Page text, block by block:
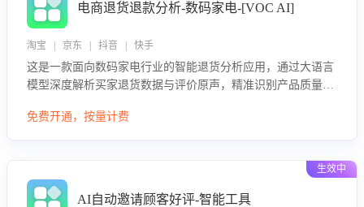
电商退货退款分析-数码家电-[VOC AI]
淘宝 | 京东 | 抖音 | 快手
这是一款面向数码家电行业的智能退货分析应用，通过大语言
模型深度解析买家退货数据与评价原声，精准识别产品质量、
议，通过挖掘用户痛点驱动产品迭代，从根本上降低退货率，
免费开通，按量计费
生效中
AI自动邀请顾客好评-智能工具